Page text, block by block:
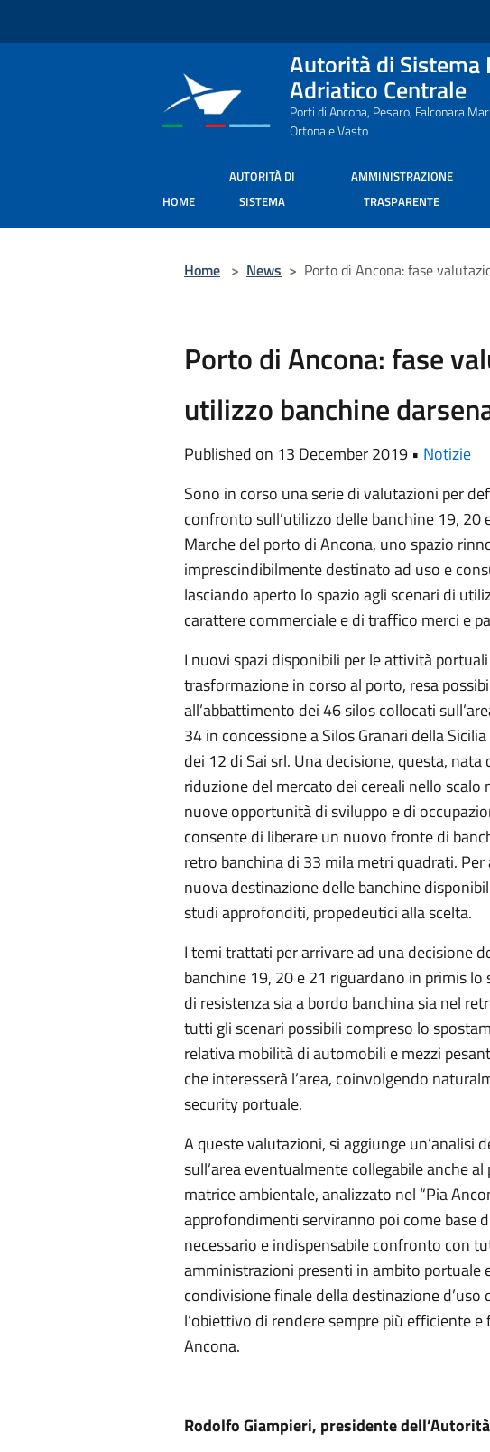
Autorità di Sistema
Adriatico Centrale
Porti di Ancona, Pesaro, Falconara
Ortona e Vasto
HOME
AUTORITÀ DI
SISTEMA
AMMINISTRAZIONE
TRASPARENTE
Home > News > Porto di Ancona: fase
Porto di Ancona: fase
utilizzo banchine
Published on 13 December 2019 • Notizie
Sono in corso una serie di valutazioni per
confronto sull’utilizzo delle banchine 19, 20
Marche del porto di Ancona, uno spazio
imprescindibilmente destinato ad uso e
lasciando aperto lo spazio agli scenari di
carattere commerciale e di traffico merci e
I nuovi spazi disponibili per le attività
trasformazione in corso al porto, resa
all’abbattimento dei 46 silos collocati
34 in concessione a Silos Granari della
dei 12 di Sai srl. Una decisione, questa,
riduzione del mercato dei cereali nello scalo
nuove opportunità di sviluppo e di
consente di liberare un nuovo fronte di
retro banchina di 33 mila metri quadrati.
nuova destinazione delle banchine
studi approfonditi, propedeutici alla scelta.
I temi trattati per arrivare ad una decisione
banchine 19, 20 e 21 riguardano in primis
di resistenza sia a bordo banchina sia nel
tutti gli scenari possibili compreso lo
relativa mobilità di automobili e mezzi
che interesserà l’area, coinvolgendo
security portuale.
A queste valutazioni, si aggiunge un’analisi
sull’area eventualmente collegabile anche
matrice ambientale, analizzato nel “Pia
approfondimenti serviranno poi come base
necessario e indispensabile confronto con
amministrazioni presenti in ambito portuale
condivisione finale della destinazione d’uso
l’obiettivo di rendere sempre più efficiente
Ancona.
Rodolfo Giampieri, presidente